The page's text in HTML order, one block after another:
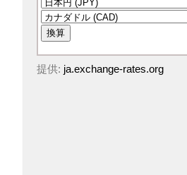
提供: ja.exchange-rates.org